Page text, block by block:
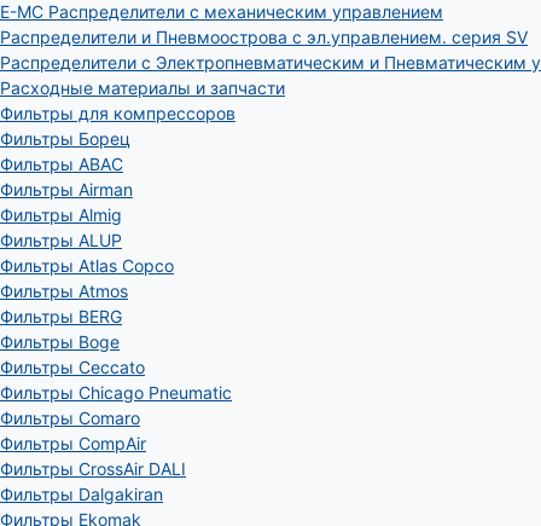
E-MC Распределители с механическим управлением
Распределители и Пневмоострова с эл.управлением. серия SV
Распределители с Электропневматическим и Пневматическим
Расходные материалы и запчасти
Фильтры для компрессоров
Фильтры Борец
Фильтры ABAC
Фильтры Airman
Фильтры Almig
Фильтры ALUP
Фильтры Atlas Copco
Фильтры Atmos
Фильтры BERG
Фильтры Boge
Фильтры Ceccato
Фильтры Chicago Pneumatic
Фильтры Comaro
Фильтры CompAir
Фильтры CrossAir DALI
Фильтры Dalgakiran
Фильтры Ekomak